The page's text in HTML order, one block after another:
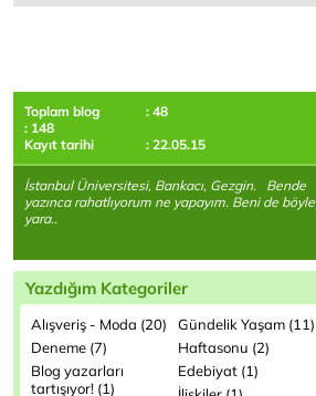
Toplam blog
: 48
: 148
Kayıt tarihi
: 22.05.15
İstanbul Üniversitesi, Bankacı, Gezgin. Bende
yazınca rahatlıyorum ne yapayım. Beni de böyle
yara..
Yazdığım Kategoriler
Alışveriş - Moda (20)
Gündelik Yaşam (11)
Deneme (7)
Haftasonu (2)
Blog yazarları
tartışıyor! (1)
Edebiyat (1)